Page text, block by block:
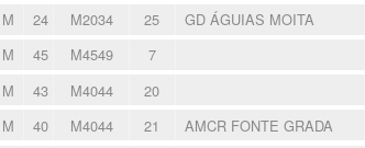
M 24 M2034 25 GD ÁGUIAS MOITA
M 45 M4549 7
M 43 M4044 20
M 40 M4044 21 AMCR FONTE GRADA